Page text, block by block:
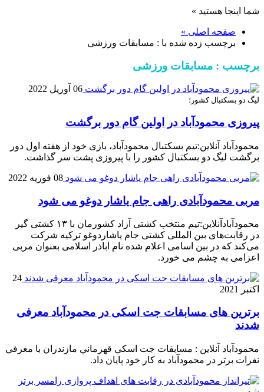
شما اینجا هستید »
صفحه اصلی »
برچسب زده شده با : مسابقات ورزشی
برچسب : مسابقات ورزشی
06 آوریل 2022
لیگ دو بسکتبال کشور؛
پیروزی محمودآباد در اولین گام دور برگشت
محمودآباد آنلاین:تیم بسکتبال محمودآباد، بازی خود از هفته اول دور
برگشت لیگ دو بسکتبال کشور را با پیروزی پشت سر گذاشت.
08 فوریه 2022
محمودآبادآنلاین:‎تیم منتخب کشتی آزاد کشورمان با ۱۳ کشتی گیر
در رقابت‌های بین المللی کشتی جام یاشاردوغو ترکیه شرکت
می‌کند که در بین اسامی اعلام شده نام اباذر اسلامی بعنوان مربی
اعزامی به چشم می خورد.
24
اکتبر 2021
برترین های مسابقات جت اسکی در محمودآباد معرفی
شدند
محمودآباد آنلاین : مسابقات جت اسكي قهرماني مازندران با معرفي
نفرات برتر در محمودآباد به كار خود پايان داد.